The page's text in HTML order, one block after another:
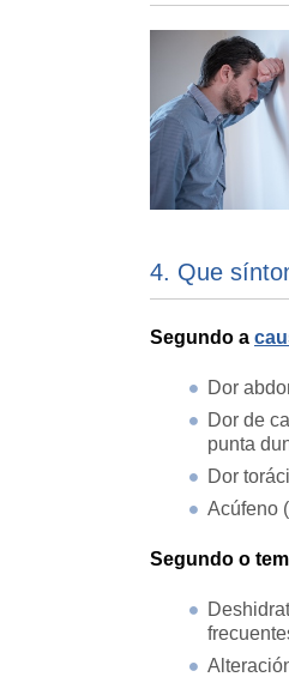
4. Que
Segundo a
Dor
Dor de
punta
Dor
Acúfeno
Segundo o